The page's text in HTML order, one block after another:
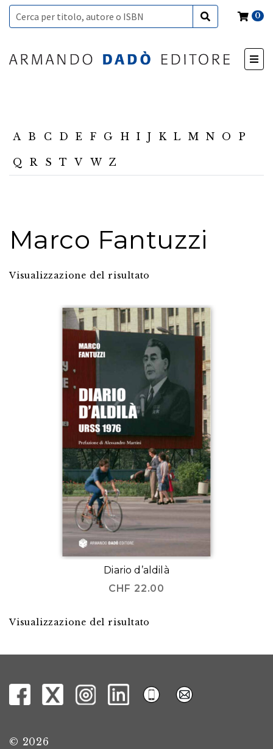
0
A B C D E F G H I J K L M N O P
Q R S T V W Z
Marco Fantuzzi
Visualizzazione del risultato
Diario d’aldilà
CHF 22.00
Visualizzazione del risultato
© 2026